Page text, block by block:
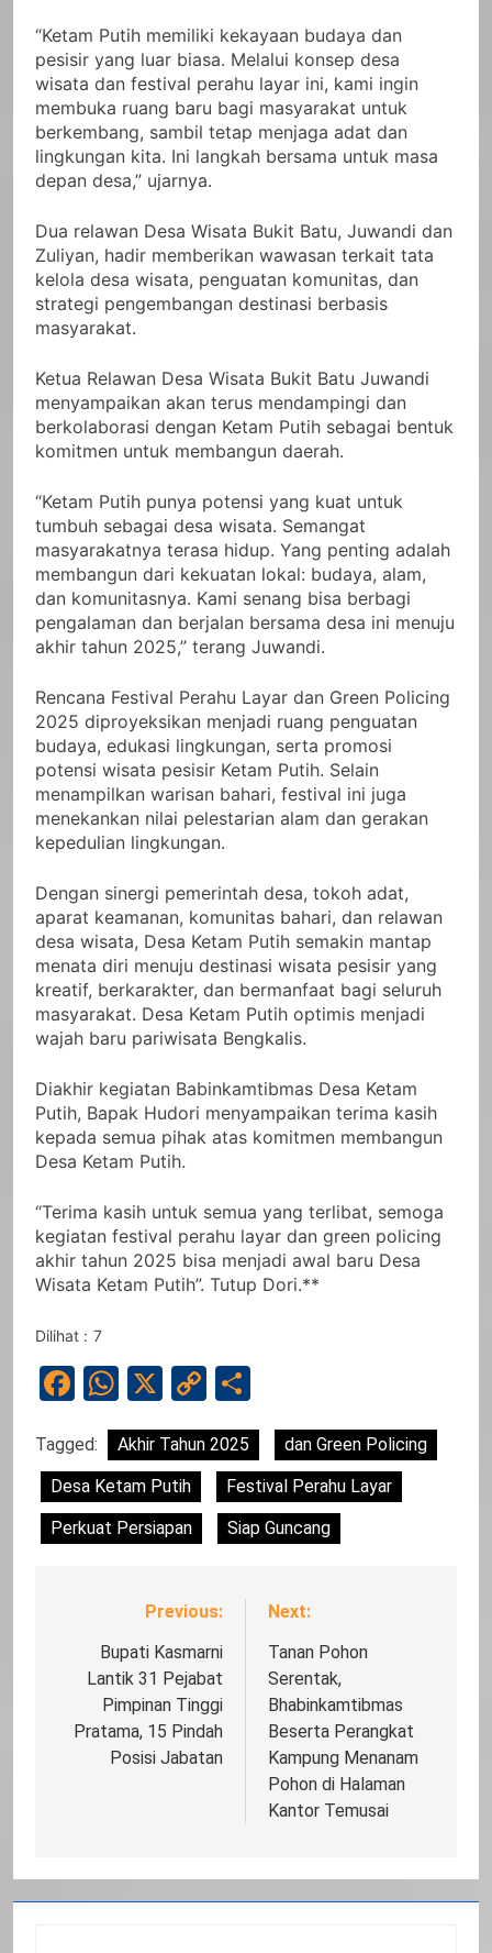
“Ketam Putih memiliki kekayaan budaya dan
pesisir yang luar biasa. Melalui konsep desa
wisata dan festival perahu layar ini, kami ingin
membuka ruang baru bagi masyarakat untuk
berkembang, sambil tetap menjaga adat dan
lingkungan kita. Ini langkah bersama untuk masa
depan desa,” ujarnya.
Dua relawan Desa Wisata Bukit Batu, Juwandi dan
Zuliyan, hadir memberikan wawasan terkait tata
kelola desa wisata, penguatan komunitas, dan
strategi pengembangan destinasi berbasis
masyarakat.
Ketua Relawan Desa Wisata Bukit Batu Juwandi
menyampaikan akan terus mendampingi dan
berkolaborasi dengan Ketam Putih sebagai bentuk
komitmen untuk membangun daerah.
“Ketam Putih punya potensi yang kuat untuk
tumbuh sebagai desa wisata. Semangat
masyarakatnya terasa hidup. Yang penting adalah
membangun dari kekuatan lokal: budaya, alam,
dan komunitasnya. Kami senang bisa berbagi
pengalaman dan berjalan bersama desa ini menuju
akhir tahun 2025,” terang Juwandi.
Rencana Festival Perahu Layar dan Green Policing
2025 diproyeksikan menjadi ruang penguatan
budaya, edukasi lingkungan, serta promosi
potensi wisata pesisir Ketam Putih. Selain
menampilkan warisan bahari, festival ini juga
menekankan nilai pelestarian alam dan gerakan
kepedulian lingkungan.
Dengan sinergi pemerintah desa, tokoh adat,
aparat keamanan, komunitas bahari, dan relawan
desa wisata, Desa Ketam Putih semakin mantap
menata diri menuju destinasi wisata pesisir yang
kreatif, berkarakter, dan bermanfaat bagi seluruh
masyarakat. Desa Ketam Putih optimis menjadi
wajah baru pariwisata Bengkalis.
Diakhir kegiatan Babinkamtibmas Desa Ketam
Putih, Bapak Hudori menyampaikan terima kasih
kepada semua pihak atas komitmen membangun
Desa Ketam Putih.
“Terima kasih untuk semua yang terlibat, semoga
kegiatan festival perahu layar dan green policing
akhir tahun 2025 bisa menjadi awal baru Desa
Wisata Ketam Putih”. Tutup Dori.**
Dilihat : 7
Facebook
WhatsApp
X
Copy
Link
Tagged: Akhir Tahun 2025
dan Green Policing
Desa Ketam Putih
Festival Perahu Layar
Perkuat Persiapan
Siap Guncang
NavigasiPrevious:
Bupati Kasmarni
Lantik 31 Pejabat
Pimpinan Tinggi
Pratama, 15 Pindah
Posisi Jabatan
Next:
Tanan Pohon
Serentak,
Bhabinkamtibmas
Beserta Perangkat
Kampung Menanam
Pohon di Halaman
Kantor Temusai